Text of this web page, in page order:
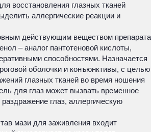
восстановления глазных тканей
аллергические реакции и
действующим веществом препарата
– аналог пантотеновой кислоты,
способностями. Назначается
оболочки и конъюнктивы, с целью
глазных тканей во время ношения
для глаз может вызвать временное
глаз, аллергическую
мази для заживления входит